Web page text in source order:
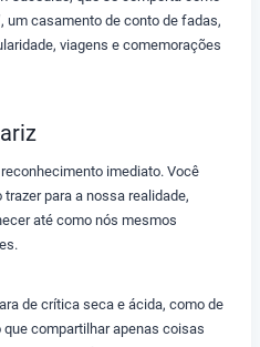
um casamento de conto de fadas,
viagens e comemorações
imediato. Você
para a nossa realidade,
até como nós mesmos
de crítica seca e ácida, como de
compartilhar apenas coisas